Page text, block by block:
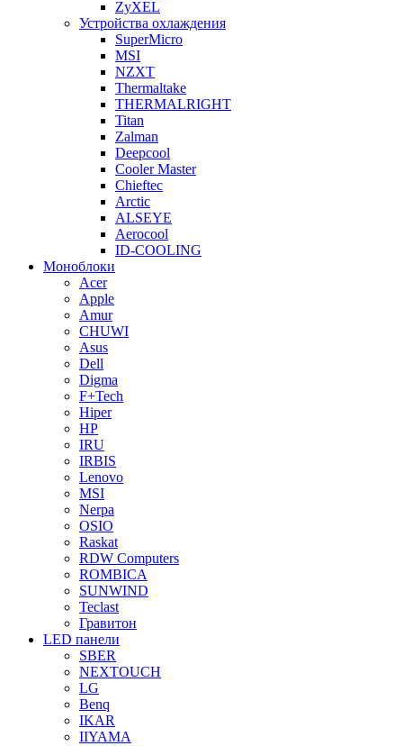
ZyXEL
Устройства охлаждения
SuperMicro
MSI
NZXT
Thermaltake
THERMALRIGHT
Titan
Zalman
Deepcool
Cooler Master
Chieftec
Arctic
ALSEYE
Aerocool
ID-COOLING
Моноблоки
Acer
Apple
Amur
CHUWI
Asus
Dell
Digma
F+Tech
Hiper
HP
IRU
IRBIS
Lenovo
MSI
Nerpa
OSIO
Raskat
RDW Computers
ROMBICA
SUNWIND
Teclast
Гравитон
LED панели
SBER
NEXTOUCH
LG
Benq
IKAR
IIYAMA